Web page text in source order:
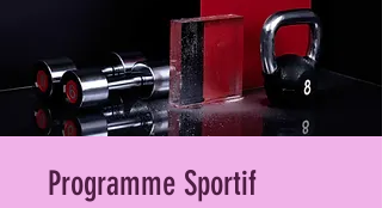
Programme Sportif